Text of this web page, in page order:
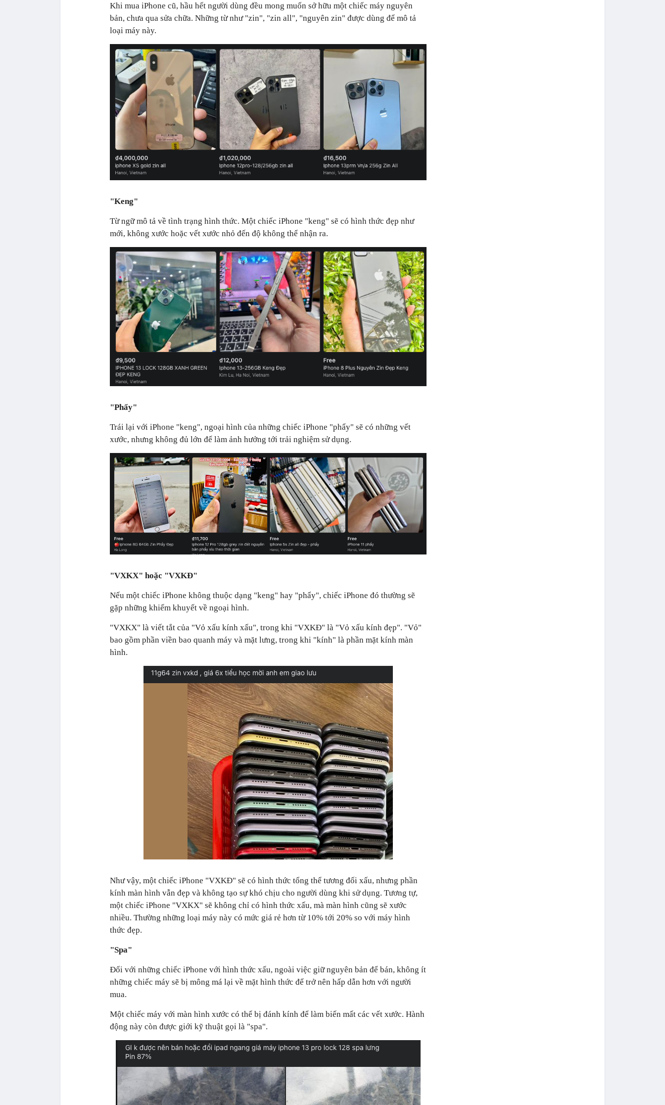
Khi mua iPhone cũ, hầu hết người dùng đều mong muốn sở hữu một chiếc máy nguyên
bản, chưa qua sửa chữa. Những từ như "zin", "zin all", "nguyên zin" được dùng để mô tả
loại máy này.
"Keng"
Từ ngữ mô tả về tình trạng hình thức. Một chiếc iPhone "keng" sẽ có hình thức đẹp như
mới, không xước hoặc vết xước nhỏ đến độ không thể nhận ra.
"Phẩy"
Trái lại với iPhone "keng", ngoại hình của những chiếc iPhone "phẩy" sẽ có những vết
xước, nhưng không đủ lớn để làm ảnh hưởng tới trải nghiệm sử dụng.
"VXKX" hoặc "VXKĐ"
Nếu một chiếc iPhone không thuộc dạng "keng" hay "phẩy", chiếc iPhone đó thường sẽ
gặp những khiếm khuyết về ngoại hình.
"VXKX" là viết tắt của "Vỏ xấu kính xấu", trong khi "VXKĐ" là "Vỏ xấu kính đẹp". "Vỏ"
bao gồm phần viền bao quanh máy và mặt lưng, trong khi "kính" là phần mặt kính màn
hình.
Như vậy, một chiếc iPhone "VXKĐ" sẽ có hình thức tổng thể tương đối xấu, nhưng phần
kính màn hình vẫn đẹp và không tạo sự khó chịu cho người dùng khi sử dụng. Tương tự,
một chiếc iPhone "VXKX" sẽ không chỉ có hình thức xấu, mà màn hình cũng sẽ xước
nhiều. Thường những loại máy này có mức giá rẻ hơn từ 10% tới 20% so với máy hình
thức đẹp.
"Spa"
Đối với những chiếc iPhone với hình thức xấu, ngoài việc giữ nguyên bản để bán, không ít
những chiếc máy sẽ bị mông má lại về mặt hình thức để trở nên hấp dẫn hơn với người
mua.
Một chiếc máy với màn hình xước có thể bị đánh kính để làm biến mất các vết xước. Hành
động này còn được giới kỹ thuật gọi là "spa".